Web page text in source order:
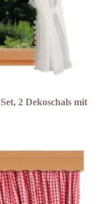
2 Dekoschals mit